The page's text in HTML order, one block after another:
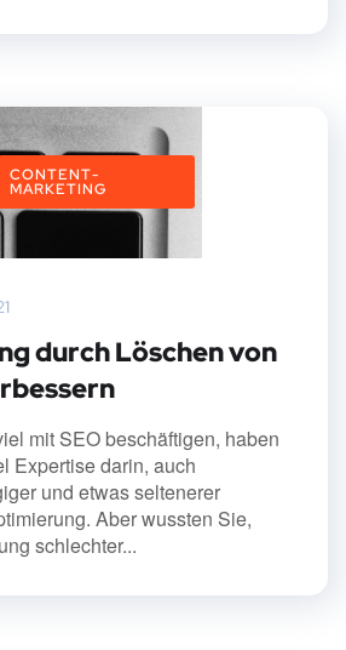
CONTENT-
MARKETING
durch Löschen von
mit SEO beschäftigen, haben
Expertise darin, auch
und etwas seltenerer
Aber wussten Sie,
schlechter...